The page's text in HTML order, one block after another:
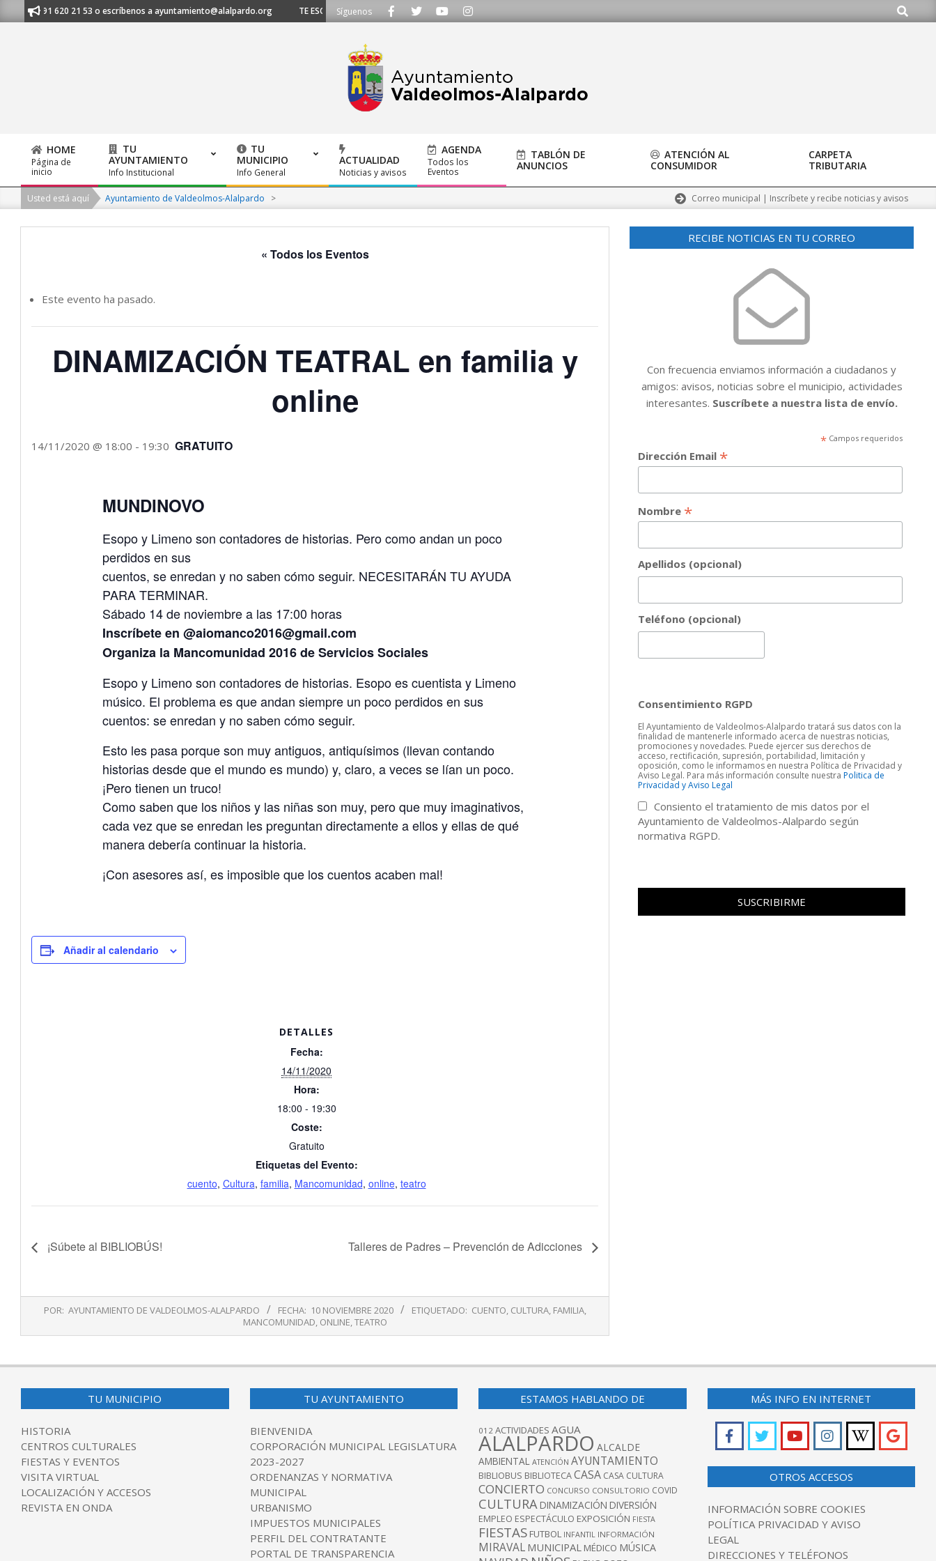
to
al 91 620 21 53 o escríbenos a ayuntamiento@alalpardo.org TE ESCUCHAMOS - Llámanos al 91 620 21 53 o escríbenos a ayuntamiento@alalpardo.org
Síguenos Buscar
Primary
Navigation
Menu
HOME
Página de
inicio
TU
AYUNTAMIENTO
Info Institucional
TU
MUNICIPIO
Info General
ACTUALIDAD
Noticias y avisos
AGENDA
Todos los
Eventos
TABLÓN DE
ANUNCIOS
ATENCIÓN AL
CONSUMIDOR
CARPETA
TRIBUTARIA
Usted está aquí Ayuntamiento de Valdeolmos-Alalpardo > Correo municipal | Inscríbete y recibe noticias y avisos
« Todos los Eventos
Este evento ha pasado.
DINAMIZACIÓN TEATRAL en familia y
online
14/11/2020 @ 18:00 - 19:30 GRATUITO
MUNDINOVO
Esopo y Limeno son contadores de historias. Pero como andan un poco
perdidos en sus
cuentos, se enredan y no saben cómo seguir. NECESITARÁN TU AYUDA
PARA TERMINAR.
Sábado 14 de noviembre a las 17:00 horas
Inscríbete en @aiomanco2016@gmail.com
Organiza la Mancomunidad 2016 de Servicios Sociales
Esopo y Limeno son contadores de historias. Esopo es cuentista y Limeno
músico. El problema es que andan siempre un poco perdidos en sus
cuentos: se enredan y no saben cómo seguir.
Esto les pasa porque son muy antiguos, antiquísimos (llevan contando
historias desde que el mundo es mundo) y, claro, a veces se lían un poco.
¡Pero tienen un truco!
Como saben que los niños y las niñas son muy, pero que muy imaginativos,
cada vez que se enredan les preguntan directamente a ellos y ellas de qué
manera debería continuar la historia.
¡Con asesores así, es imposible que los cuentos acaben mal!
Añadir al calendario
DETALLES
Fecha:
14/11/2020
Hora:
18:00 - 19:30
Coste:
Gratuito
Etiquetas del Evento:
cuento, Cultura, familia, Mancomunidad, online, teatro
¡Súbete al BIBLIOBÚS! Talleres de Padres – Prevención de Adicciones
10
POR: AYUNTAMIENTO DE VALDEOLMOS-ALALPARDO FECHA: 10 NOVIEMBRE 2020 ETIQUETADO: CUENTO, CULTURA, FAMILIA,
MANCOMUNIDAD, ONLINE,TEATRO
RECIBE NOTICIAS EN TU CORREO
Con frecuencia enviamos información a ciudadanos y
amigos: avisos, noticias sobre el municipio, actividades
interesantes. Suscríbete a nuestra lista de envío.
* Campos requeridos
Dirección Email *
Nombre *
Apellidos (opcional)
Teléfono (opcional)
Consentimiento RGPD
El Ayuntamiento de Valdeolmos-Alalpardo tratará sus datos con la
finalidad de mantenerle informado acerca de nuestras noticias,
promociones y novedades. Puede ejercer sus derechos de
acceso, rectificación, supresión, portabilidad, limitación y
oposición, como le informamos en nuestra Política de Privacidad y
Aviso Legal. Para más información consulte nuestraPolitica de
Privacidad y Aviso Legal
Consiento el tratamiento de mis datos por el
Ayuntamiento de Valdeolmos-Alalpardo según
normativa RGPD.
TU MUNICIPIO
HISTORIA
CENTROS CULTURALES
FIESTAS Y EVENTOS
VISITA VIRTUAL
LOCALIZACIÓN Y ACCESOS
REVISTA EN ONDA
TU AYUNTAMIENTO
BIENVENIDA
CORPORACIÓN MUNICIPAL LEGISLATURA
2023-2027
ORDENANZAS Y NORMATIVA
MUNICIPAL
URBANISMO
IMPUESTOS MUNICIPALES
PERFIL DEL CONTRATANTE
PORTAL DE TRANSPARENCIA
ESTAMOS HABLANDO DE
012 ACTIVIDADES AGUA
ALALPARDO ALCALDE
AMBIENTAL ATENCIÓN AYUNTAMIENTO
BIBLIOBUS BIBLIOTECACASA CASA CULTURA
CONCIERTO CONCURSO CONSULTORIO COVID
CULTURA DINAMIZACIÓN DIVERSIÓN
EMPLEO ESPECTÁCULO EXPOSICIÓN FIESTA
FIESTAS FUTBOL INFANTIL INFORMACIÓN
MIRAVAL MUNICIPAL MÉDICO MÚSICA
MÁS INFO EN INTERNET
OTROS ACCESOS
INFORMACIÓN SOBRE COOKIES
POLÍTICA PRIVACIDAD Y AVISO
LEGAL
DIRECCIONES Y TELÉFONOS